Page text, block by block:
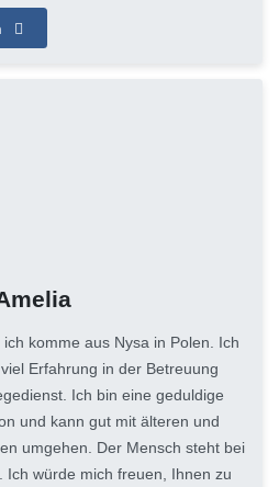
komme aus Nysa in Polen. Ich
Erfahrung in der Betreuung
Ich bin eine geduldige
und kann gut mit älteren und
umgehen. Der Mensch steht bei
Ich würde mich freuen, Ihnen zu